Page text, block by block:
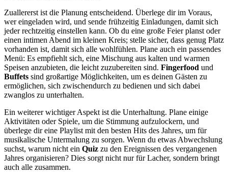
Zuallererst ist die Planung entscheidend. Überlege dir im Voraus,
wer eingeladen wird, und sende frühzeitig Einladungen, damit sich
jeder rechtzeitig einstellen kann. Ob du eine große Feier planst oder
einen intimen Abend im kleinen Kreis; stelle sicher, dass genug Platz
vorhanden ist, damit sich alle wohlfühlen. Plane auch ein passendes
Menü: Es empfiehlt sich, eine Mischung aus kalten und warmen
Speisen anzubieten, die leicht zuzubereiten sind. Fingerfood und
Buffets sind großartige Möglichkeiten, um es deinen Gästen zu
ermöglichen, sich zwischendurch zu bedienen und sich dabei
zwanglos zu unterhalten.
Ein weiterer wichtiger Aspekt ist die Unterhaltung. Plane einige
Aktivitäten oder Spiele, um die Stimmung aufzulockern, und
überlege dir eine Playlist mit den besten Hits des Jahres, um für
musikalische Untermalung zu sorgen. Wenn du etwas Abwechslung
suchst, warum nicht ein Quiz zu den Ereignissen des vergangenen
Jahres organisieren? Dies sorgt nicht nur für Lacher, sondern bringt
auch alle zusammen.